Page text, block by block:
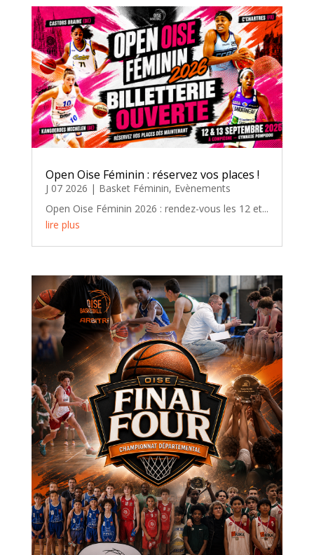
Open Oise Féminin : réservez vos places !
J 07 2026 | Basket Féminin, Evènements
Open Oise Féminin 2026 : rendez-vous les 12 et...
lire plus